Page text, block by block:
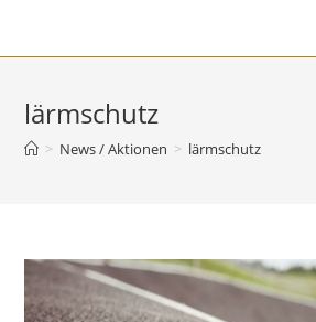
lärmschutz
> News / Aktionen > lärmschutz